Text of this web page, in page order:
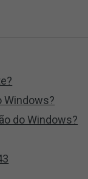
Windows?
do Windows?